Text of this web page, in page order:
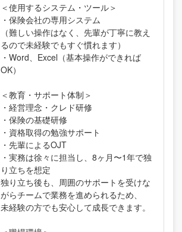
＜使用するシステム・ツール＞
・保険会社の専用システム
（難しい操作はなく、先輩が丁寧に教え
るので未経験でもすぐ慣れます）
・Word、Excel（基本操作ができれば
OK）
＜教育・サポート体制＞
・経営理念・クレド研修
・保険の基礎研修
・資格取得の勉強サポート
・先輩によるOJT
・実務は徐々に担当し、8ヶ月〜1年で独
り立ちを想定
独り立ち後も、周囲のサポートを受けな
がらチームで業務を進められるため、
未経験の方でも安心して成長できます。